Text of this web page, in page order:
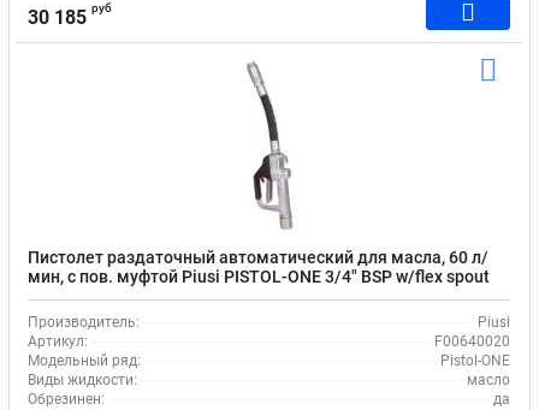
30 185 руб
Пистолет раздаточный автоматический для масла, 60 л/
мин, с пов. муфтой Piusi PISTOL-ONE 3/4" BSP w/flex spout
F00640020
Производитель:
Piusi
Артикул:
F00640020
Модельный ряд:
Pistol-ONE
Виды жидкости:
масло
Обрезинен:
да